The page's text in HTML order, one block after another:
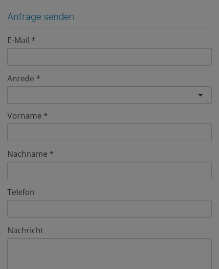
Anfrage senden
E-Mail
Anrede
Vorname
Nachname
Telefon
Nachricht